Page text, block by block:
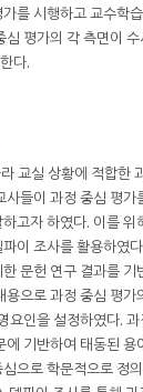
를 시행하고 교수학
심 평가의 각 측면이
다.
교실 상황에 적합한
사들이 과정 중심 평
고자 하였다. 이를
이 조사를 활용하였
문헌 연구 결과를
으로 과정 중심 평가
요인을 설정하였다.
기반하여 태동된 용
으로 학문적으로 정